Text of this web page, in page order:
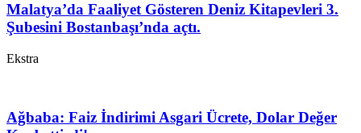
Malatya’da Faaliyet Gösteren Deniz Kitapevleri 3.
Şubesini Bostanbaşı’nda açtı.
Ekstra
Ağbaba: Faiz İndirimi Asgari Ücrete, Dolar Değer